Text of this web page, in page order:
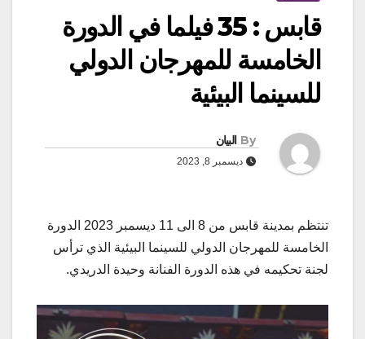
قابس : 35 فيلما في الدورة
الخامسة للمهرجان الدولي
للسينما البيئية
By البيان
ديسمبر 8, 2023
تنتظم بمدينة قابس من 8 الى 11 ديسمبر 2023 الدورة
الخامسة للمهرجان الدولي للسينما البيئية الذي ترأس
لجنة تحكيمه في هذه الدورة الفنانة وحيدة الدريدي.